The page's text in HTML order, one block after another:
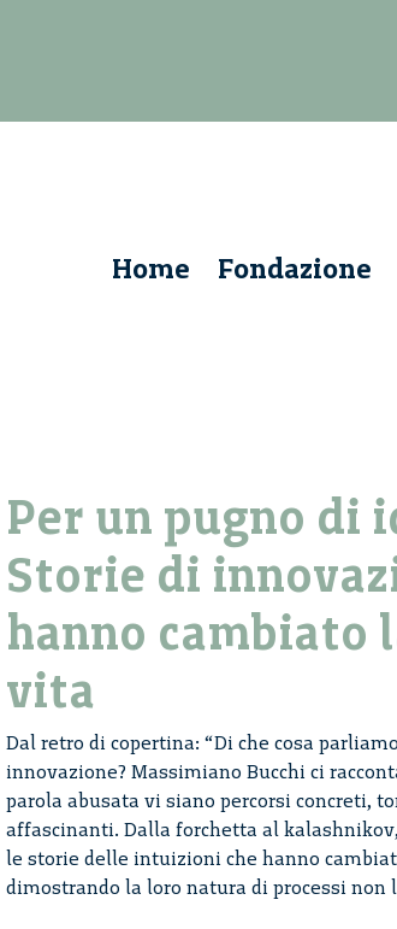
Home Fondazione
Per un pugno di
Storie di
hanno cambiato
vita
Dal retro di copertina: “Di che cosa
innovazione? Massimiano Bucchi ci
parola abusata vi siano percorsi concreti,
affascinanti. Dalla forchetta al
le storie delle intuizioni che hanno
dimostrando la loro natura di processi non